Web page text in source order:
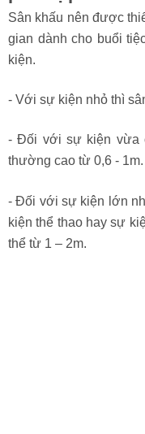
Lựa chọn
phù hợp
gian dành cho buổi
- Với sự kiện nhỏ thì
- Đối với sự kiện vừa
thường cao từ 0,6 - 1m.